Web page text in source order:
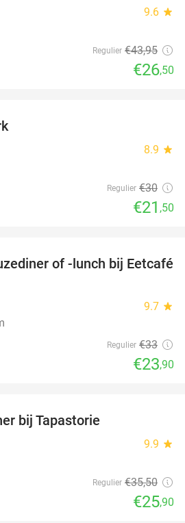
9.6 star
Regulier €43,95
€26,50
8.9 star
Regulier €30
€21 ,50
28%
of -lunch bij Eetcafé
9.7 star
Regulier €33
€23,90
bij Tapastorie
9.9 star
Regulier €35,50
€25,90